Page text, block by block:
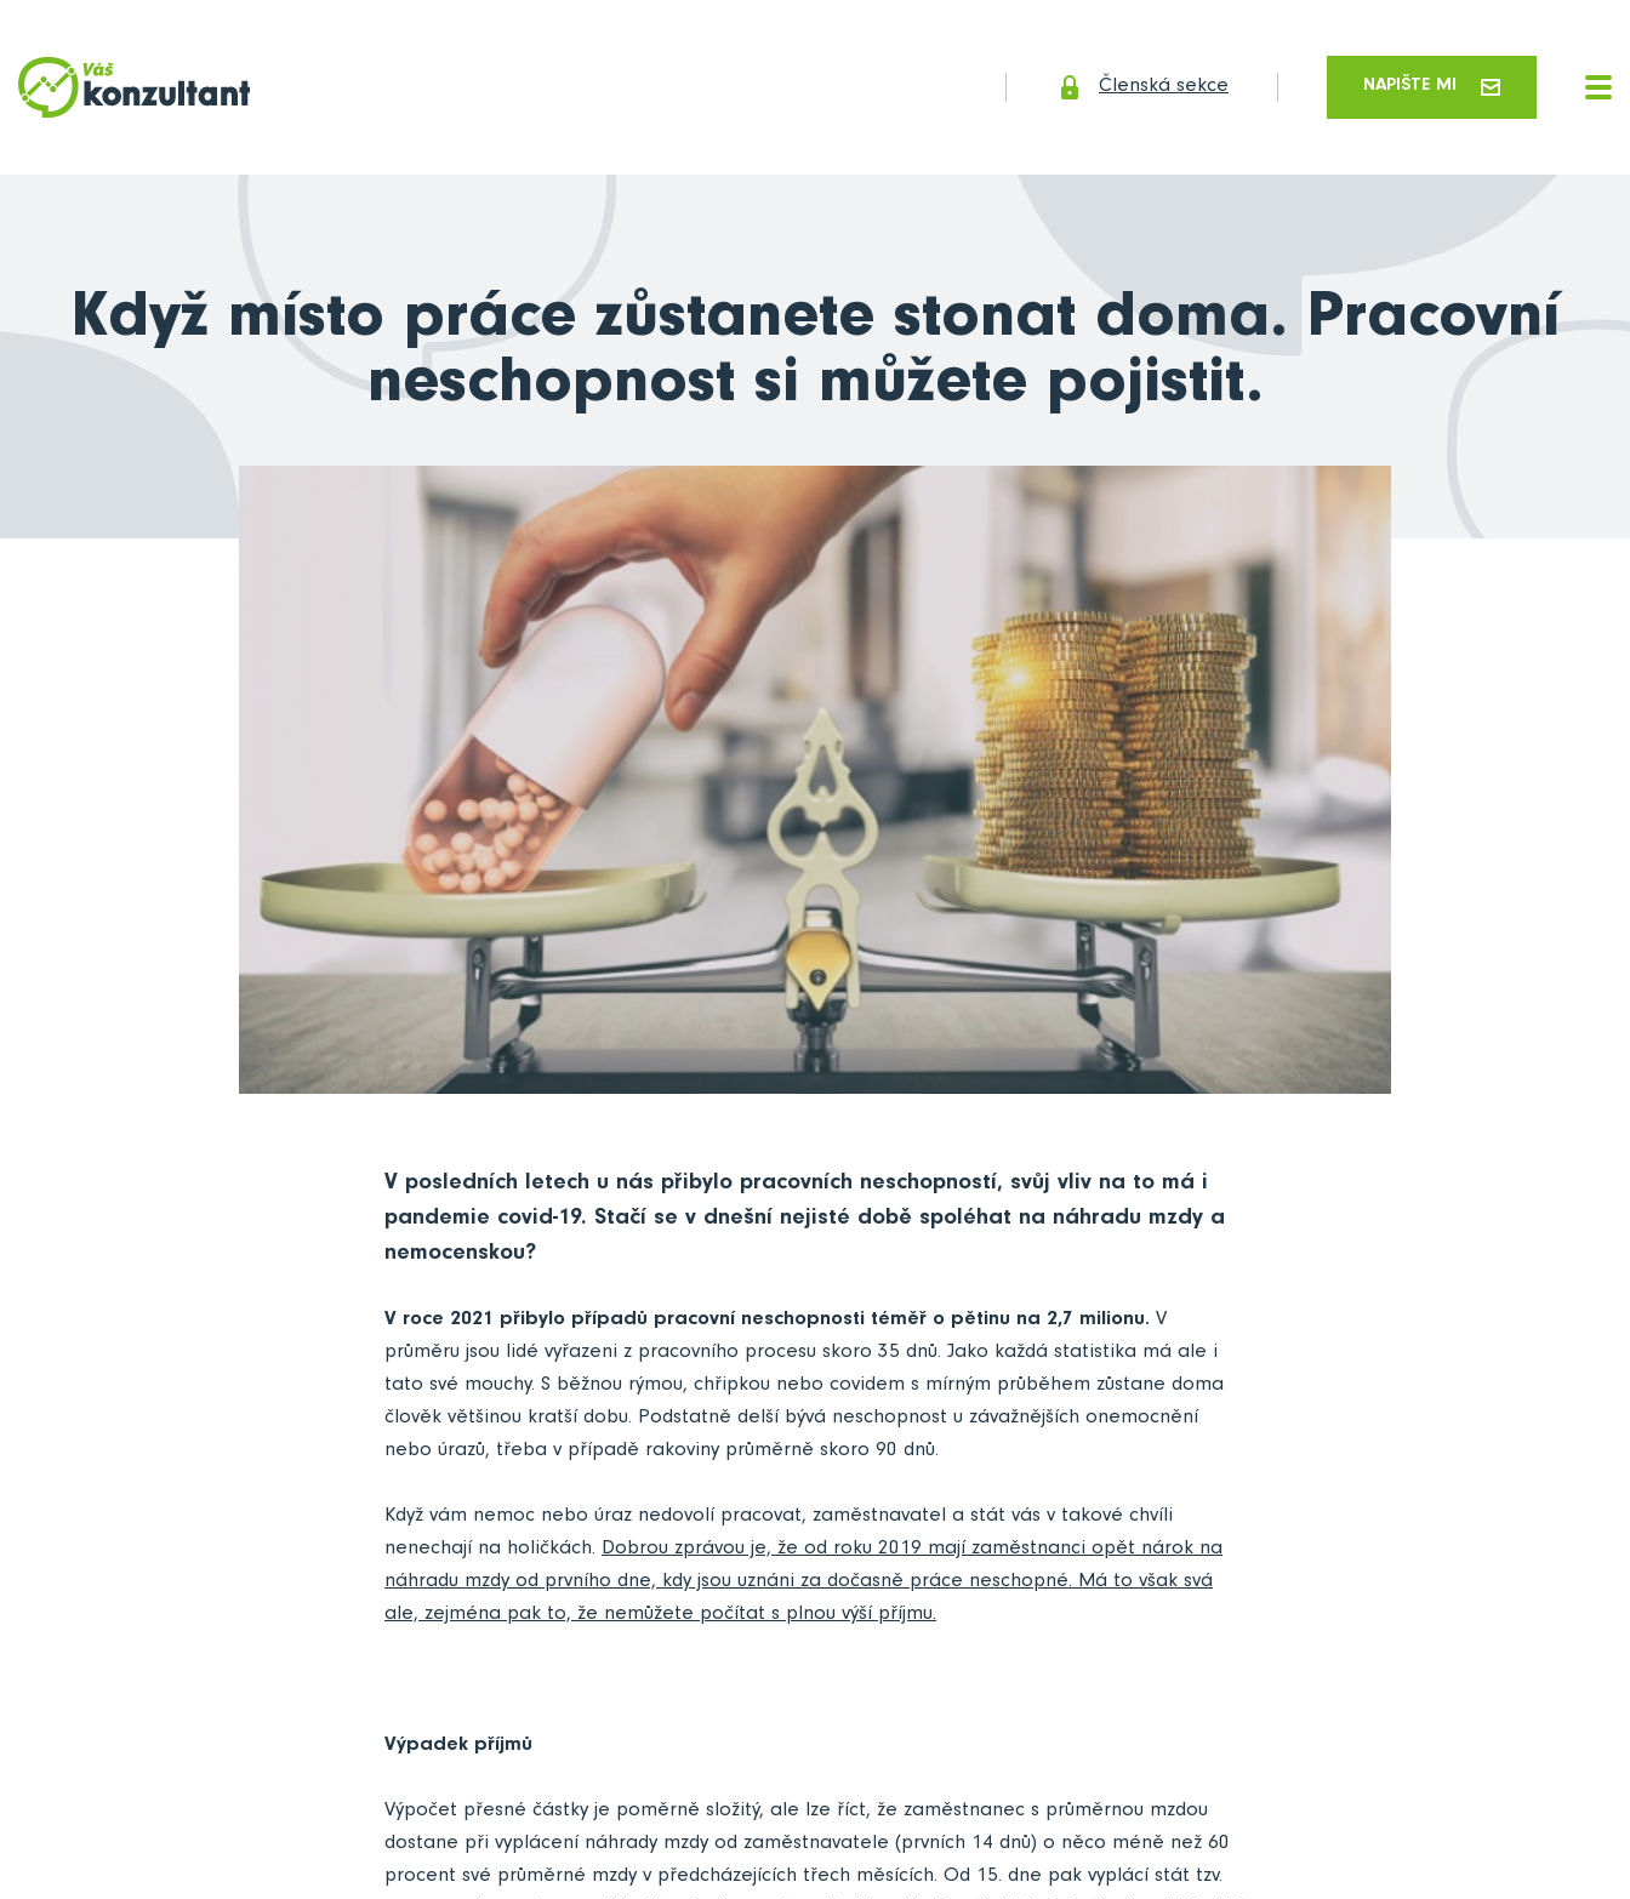
Členská sekce NAPIŠTE MI
Když místo práce zůstanete stonat doma. Pracovní
neschopnost si můžete pojistit.
V posledních letech u nás přibylo pracovních neschopností, svůj vliv na to má i
pandemie covid-19. Stačí se v dnešní nejisté době spoléhat na náhradu mzdy a
nemocenskou?
V roce 2021 přibylo případů pracovní neschopnosti téměř o pětinu na 2,7 milionu. V
průměru jsou lidé vyřazeni z pracovního procesu skoro 35 dnů. Jako každá statistika má ale i
tato své mouchy. S běžnou rýmou, chřipkou nebo covidem s mírným průběhem zůstane doma
člověk většinou kratší dobu. Podstatně delší bývá neschopnost u závažnějších onemocnění
nebo úrazů, třeba v případě rakoviny průměrně skoro 90 dnů.
Když vám nemoc nebo úraz nedovolí pracovat, zaměstnavatel a stát vás v takové chvíli
nenechají na holičkách. Dobrou zprávou je, že od roku 2019 mají zaměstnanci opět nárok na
náhradu mzdy od prvního dne, kdy jsou uznáni za dočasně práce neschopné. Má to však svá
ale, zejména pak to, že nemůžete počítat s plnou výší příjmu.
Výpadek příjmů
Výpočet přesné částky je poměrně složitý, ale lze říct, že zaměstnanec s průměrnou mzdou
dostane při vyplácení náhrady mzdy od zaměstnavatele (prvních 14 dnů) o něco méně než 60
procent své průměrné mzdy v předcházejících třech měsících. Od 15. dne pak vyplácí stát tzv.